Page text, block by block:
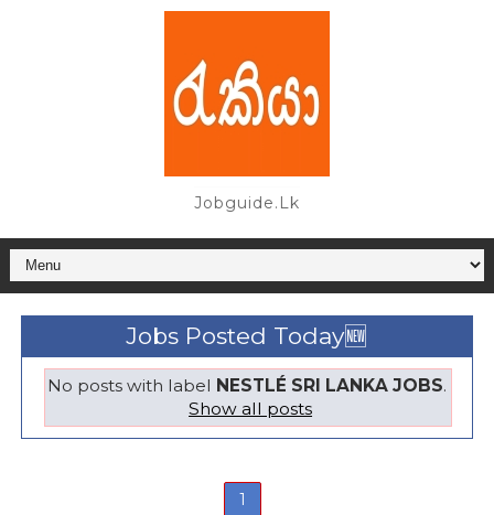
Jobguide.lk
Jobs Posted Today🆕
No posts with label NESTLÉ SRI LANKA JOBS.
Show all posts
1